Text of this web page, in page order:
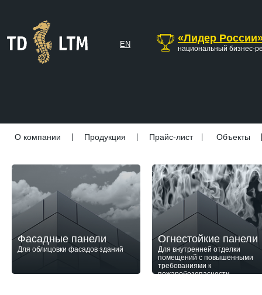
EN
«Лидер
национальный бизнес-
О компании Продукция Прайс-лист Объекты
Фасадные панели
Для облицовки фасадов зданий
Огнестойкие панели
Для внутренней отделки
помещений с повышенными
требованиями к
пожаробезопасности